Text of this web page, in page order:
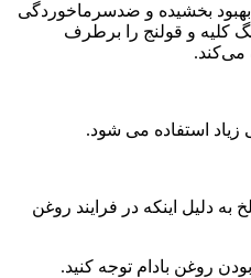
بهبود بخشیده و ضدسرماخوردگی
کلیه و قولنج را برطرف
می‌کند.
زیاد استفاده می شود.
دلیل اینکه در فرایند روغن
روغن بادام توجه کنید.